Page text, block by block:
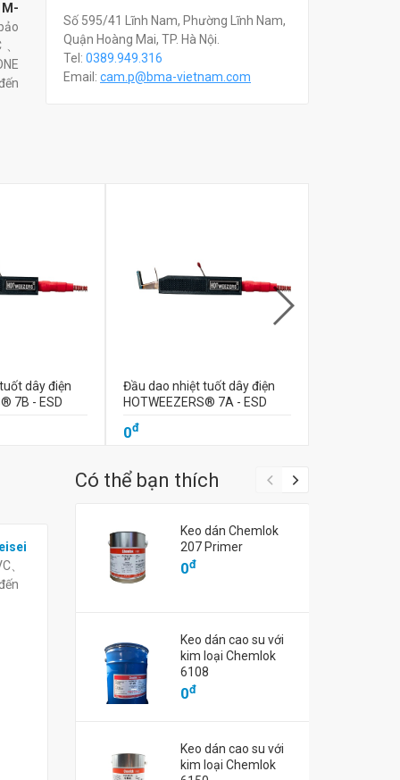
M-
Số 595/41 Lĩnh Nam, Phường Lĩnh Nam,
Quận Hoàng Mai, TP. Hà Nội.
Tel: 0389.949.316
Email: cam.p@bma-vietnam.com
dây điện
7B - ESD
Đầu dao nhiệt tuốt dây điện
HOTWEEZERS® 7A - ESD
0đ
、
Có thể bạn thích
Keo dán Chemlok
207 Primer
0đ
Keo dán cao su với
kim loại Chemlok
6108
0đ
Keo dán cao su với
kim loại Chemlok